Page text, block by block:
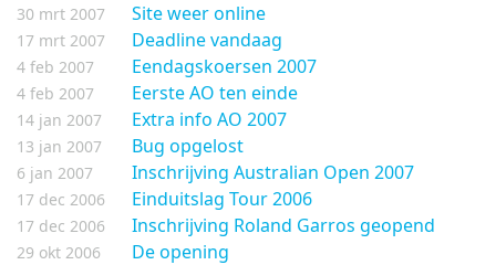
30 mrt 2007 Site weer online
17 mrt 2007 Deadline vandaag
4 feb 2007 Eendagskoersen 2007
4 feb 2007 Eerste AO ten einde
14 jan 2007 Extra info AO 2007
13 jan 2007 Bug opgelost
6 jan 2007 Inschrijving Australian Open 2007
17 dec 2006 Einduitslag Tour 2006
17 dec 2006 Inschrijving Roland Garros geopend
29 okt 2006 De opening